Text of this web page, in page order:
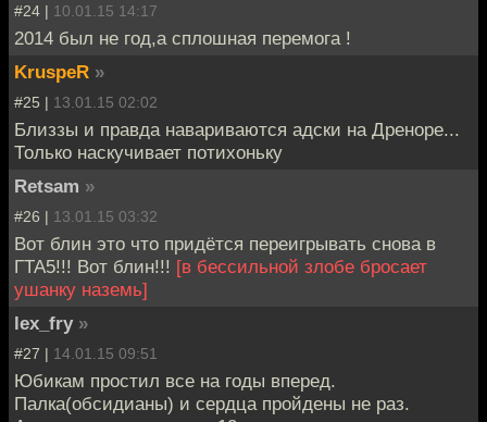
#24 | 10.01.15 14:17
2014 был не год,а сплошная перемога !
KruspeR »
#25 | 13.01.15 02:02
Близзы и правда навариваются адски на Дреноре...
Только наскучивает потихоньку
Retsam »
#26 | 13.01.15 03:32
Вот блин это что придётся переигрывать снова в
ГТА5!!! Вот блин!!! [в бессильной злобе бросает
ушанку наземь]
lex_fry »
#27 | 14.01.15 09:51
Юбикам простил все на годы вперед.
Палка(обсидианы) и сердца пройдены не раз.